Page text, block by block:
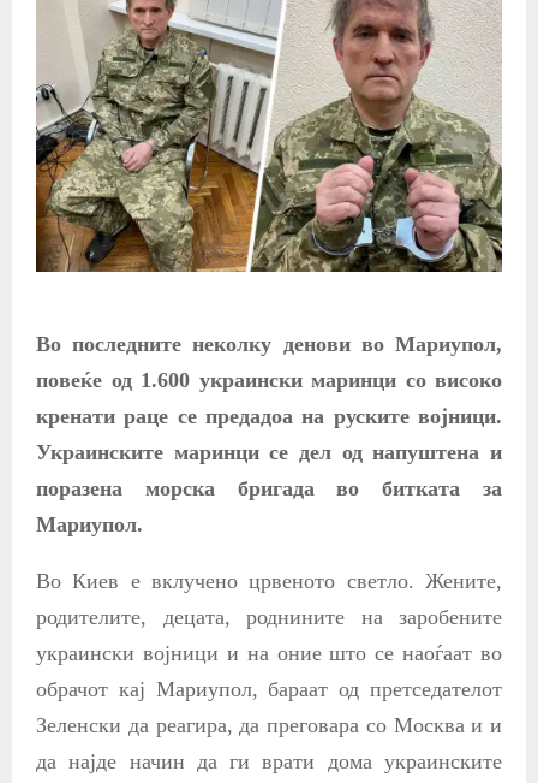
Во последните неколку денови во Мариупол,
повеќе од 1.600 украински маринци со високо
кренати раце се предадоа на руските војници.
Украинските маринци се дел од напуштена и
поразена морска бригада во битката за
Мариупол.
Во Киев е вклучено црвеното светло. Жените,
родителите, децата, роднините на заробените
украински војници и на оние што се наоѓаат во
обрачот кај Мариупол, бараат од претседателот
Зеленски да реагира, да преговара со Москва и и
да најде начин да ги врати дома украинските